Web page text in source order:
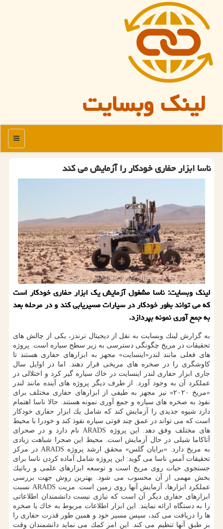
لینک وبسایت
منو
ناسا ابزار حفاری خودكار را آزمایش می كند
لینك وبسایت: ناسا مشغول آزمایش یك ابزار حفاری خودكار است
كه می تواند بطور خودكار در سیارات مسیریابی كند و در مرحله بعد
به جمع آوری نمونه بپردازد.
به گزارش لینك وبسایت به نقل از دیجیتال ترندز، یكی از چالش های
تحقیقات در مریخ چگونگی دسترسی به زیر سطح سیاره است. پروژه
های فعلی مانند لندر«اینسایت» مجهز به ابزارهای حفاری هستند تا
كاوشگری را در صخره های مریخی قرار دهند. اما در اوایل سال
جاری ابزار حفاری لندر اینسایت در خاك سیاره گیر كرد و اختلالی در
عملكرد آن به وجود آورد. از طرف دیگر پروژه های آینده مانند لندر
«مریخ ۲۰۲۰» نیز مجهز به طیفی از ابزارهای حفاری مختلف برای
نفوذ به صخره های سیاره و جمع آوری نمونه هستند. حالا ناسا اهتمام
دارد شیوه جدیدی را آزمایش كند كه شامل یك ابزار حفاری خودكار
است كه می تواند در عمق چند فوتی سیاره نفوذ كند و خودرا با محیط
های مختلف وفق دهد. این پروژه ARADS نام دارد و در صحرای
آتاكاما شیلی در حال آزمایش است. محیط این صحرا شباهت زیادی
به مریخ دارد. «برایان گلس» محقق ارشد پروژه ARADS در مركز
تحقیقات آمس ناسا می گوید: این پروژه شامل آماده كردن ناسا برای
جستجوی حیات روی مریخ است و توسعه ابزارهای علمی و رباتیك
بخش مهمی از آن محسوب می شود. بهترین روش جهت بررسی
عملكرد ابزارها، آزمایش آنها روی زمین است. مزیت ARADS نسبت
ابزارهای حفاری دیگر آن است كه نیازی نیست دانشمندان اطلاعاتی
را به دستگاه ارائه نمایند. این ابزار اطلاعات مربوط به خاك یا صخره
ها را دریافت می كند، سپس مسیر خود و همین طور قدرت حفاری را
بر طبق آنها تنظیم می كند. این امر كمك می نماید دانشمندان وقت